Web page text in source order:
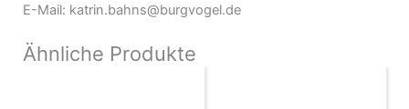
E-Mail: katrin.bahns@burgvogel.de
Ähnliche Produkte